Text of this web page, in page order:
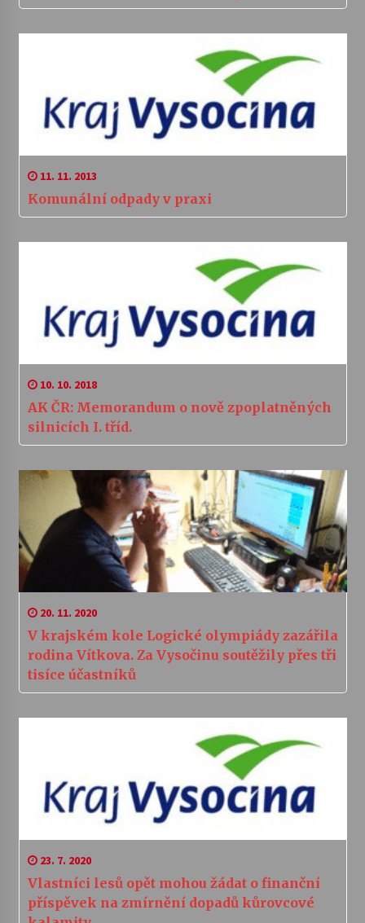
11. 11. 2013
Komunální odpady v praxi
10. 10. 2018
AK ČR: Memorandum o nově zpoplatněných
silnicích I. tříd.
20. 11. 2020
V krajském kole Logické olympiády zazářila
rodina Vítkova. Za Vysočinu soutěžily přes tři
tisíce účastníků
23. 7. 2020
Vlastníci lesů opět mohou žádat o finanční
příspěvek na zmírnění dopadů kůrovcové